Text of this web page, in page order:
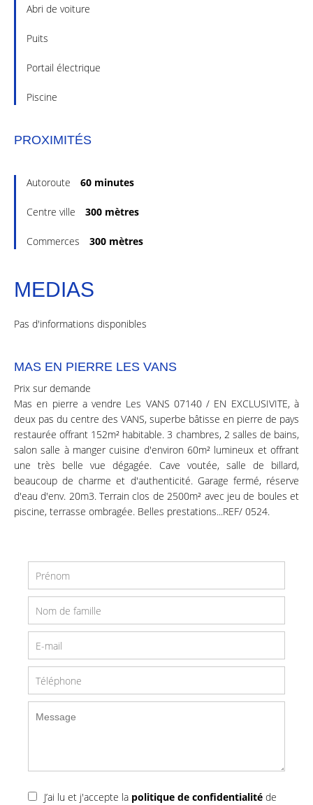
Abri de voiture
Puits
Portail électrique
Piscine
PROXIMITÉS
Autoroute 60 minutes
Centre ville 300 mètres
Commerces 300 mètres
MEDIAS
Pas d'informations disponibles
MAS EN PIERRE LES VANS
Prix sur demande
Mas en pierre a vendre Les VANS 07140 / EN EXCLUSIVITE, à
deux pas du centre des VANS, superbe bâtisse en pierre de pays
restaurée offrant 152m² habitable. 3 chambres, 2 salles de bains,
salon salle à manger cuisine d'environ 60m² lumineux et offrant
une très belle vue dégagée. Cave voutée, salle de billard,
beaucoup de charme et d'authenticité. Garage fermé, réserve
d'eau d'env. 20m3. Terrain clos de 2500m² avec jeu de boules et
piscine, terrasse ombragée. Belles prestations...REF/ 0524.
J’ai lu et j'accepte la politique de confidentialité de